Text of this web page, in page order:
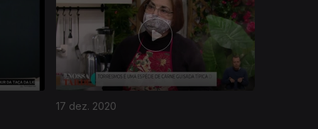
17 dez. 2020